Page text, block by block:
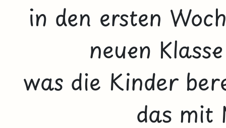
in den ersten
neuen
was die Kinder
das mit